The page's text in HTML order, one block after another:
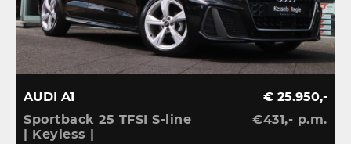
AUDI A1
Sportback 25 TFSI S-line
| Keyless |
€ 25.950,-
€431,- p.m.